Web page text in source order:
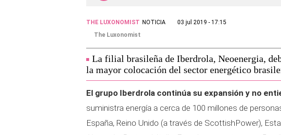
THE LUXONOMIST NOTICIA
03 jul 2019 - 17:15
The Luxonomist
La filial brasileña de Iberdrola, Neoenergia,
la mayor colocación del sector energético
El grupo Iberdrola continúa su expansión y no
suministra energía a cerca de 100 millones de
España, Reino Unido (a través de ScottishPower),